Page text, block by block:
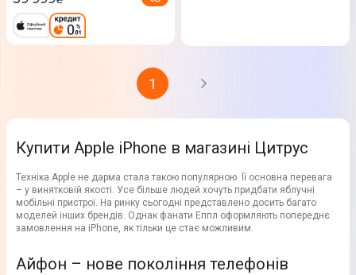
1
Купити Apple iPhone в магазині Цитрус
Техніка Apple не дарма стала такою популярною. Її основна перевага
– у винятковій якості. Усе більше людей хочуть придбати яблучні
мобільні пристрої. На ринку сьогодні представлено досить багато
моделей інших брендів. Однак фанати Еппл оформляють попереднє
замовлення на iPhone, як тільки це стає можливим.
Айфон – нове покоління телефонів